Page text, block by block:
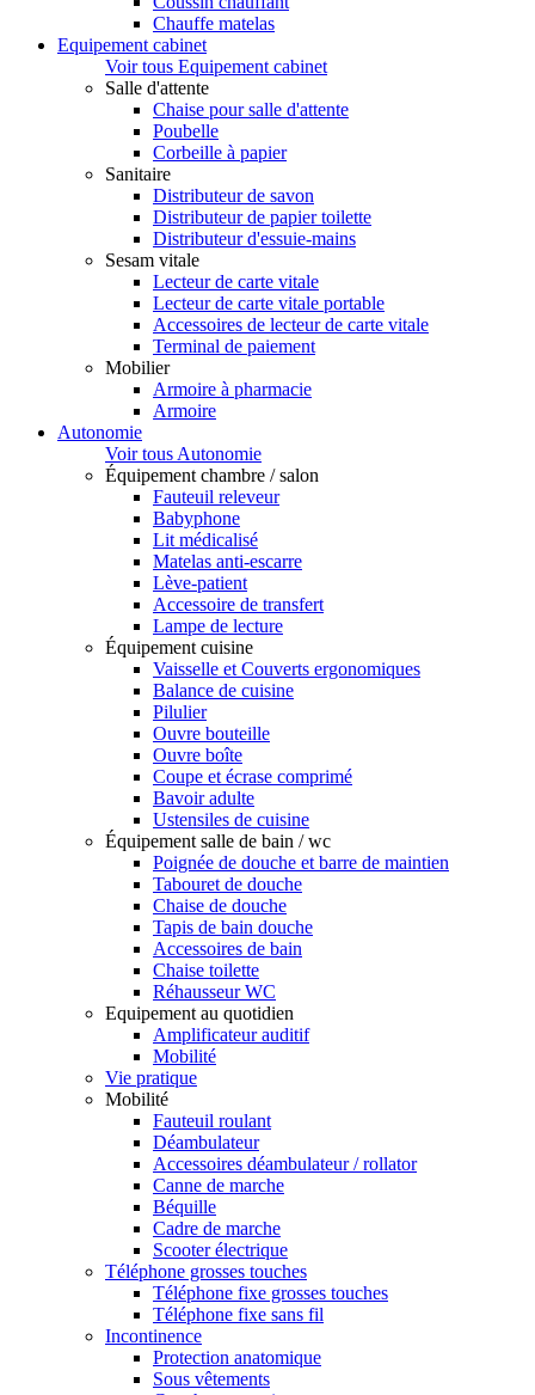
Chauffe matelas
Equipement cabinet
Voir tous Equipement cabinet
Salle d'attente
Chaise pour salle d'attente
Poubelle
Corbeille à papier
Sanitaire
Distributeur de savon
Distributeur de papier toilette
Distributeur d'essuie-mains
Sesam vitale
Lecteur de carte vitale
Lecteur de carte vitale portable
Accessoires de lecteur de carte vitale
Terminal de paiement
Mobilier
Armoire à pharmacie
Armoire
Autonomie
Voir tous Autonomie
Équipement chambre / salon
Fauteuil releveur
Babyphone
Lit médicalisé
Matelas anti-escarre
Lève-patient
Accessoire de transfert
Lampe de lecture
Équipement cuisine
Vaisselle et Couverts ergonomiques
Balance de cuisine
Pilulier
Ouvre bouteille
Ouvre boîte
Coupe et écrase comprimé
Bavoir adulte
Ustensiles de cuisine
Équipement salle de bain / wc
Poignée de douche et barre de maintien
Tabouret de douche
Chaise de douche
Tapis de bain douche
Accessoires de bain
Chaise toilette
Réhausseur WC
Equipement au quotidien
Amplificateur auditif
Mobilité
Vie pratique
Mobilité
Fauteuil roulant
Déambulateur
Accessoires déambulateur / rollator
Canne de marche
Béquille
Cadre de marche
Scooter électrique
Téléphone grosses touches
Téléphone fixe grosses touches
Téléphone fixe sans fil
Incontinence
Protection anatomique
Sous vêtements